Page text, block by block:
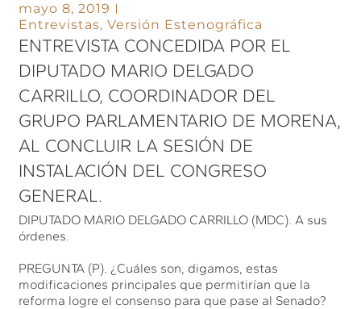
mayo 8, 2019
Entrevistas,Versión Estenográfica
ENTREVISTA CONCEDIDA POR EL
DIPUTADO MARIO DELGADO
CARRILLO, COORDINADOR DEL
GRUPO PARLAMENTARIO DE MORENA,
AL CONCLUIR LA SESIÓN DE
INSTALACIÓN DEL CONGRESO
GENERAL.
DIPUTADO MARIO DELGADO CARRILLO (MDC). A sus
órdenes.
PREGUNTA (P). ¿Cuáles son, digamos, estas
modificaciones principales que permitirían que la
reforma logre el consenso para que pase al Senado?